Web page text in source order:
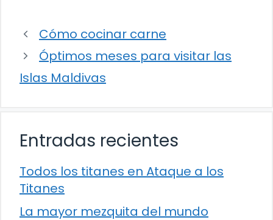
Cómo cocinar carne
Óptimos meses para visitar las
Islas Maldivas
Entradas recientes
Todos los titanes en Ataque a los
Titanes
La mayor mezquita del mundo